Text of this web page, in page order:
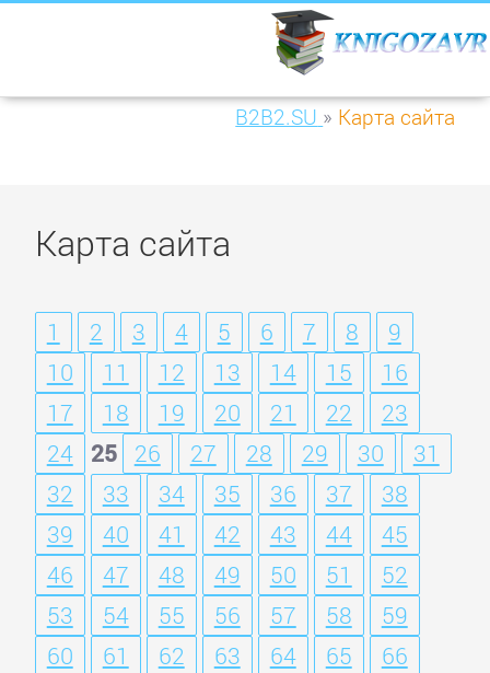
B2B2.SU » Карта сайта
Карта сайта
1 2 3 4 5 6 7 8
9
10
11 12 13 14 15
16
17
18 19 20 21 22
23
24
25 26 27 28 29 30
31
32
33 34 35 36 37
38
39
40 41 42 43 44
45
46
47 48 49 50 51
52
53
54 55 56 57 58
59
60
61 62 63 64 65
66